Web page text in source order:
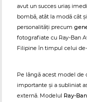
avut un succes uriaș
bombă, atât la modă cât
personalități precum
fotografiate cu Ray-Ban
Filipine în timpul celui
Pe lângă acest model de
importante și a subliniat
externă. Modelul Ray-